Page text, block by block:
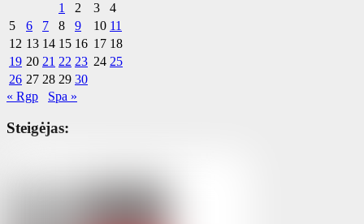
1
2 3
4
5
6 7 8 9 10 11
12 13 14 15 16 17 18
19 20 21 22 23 24 25
26 27 28 29 30
« Rgp
Spa »
Steigėjas: